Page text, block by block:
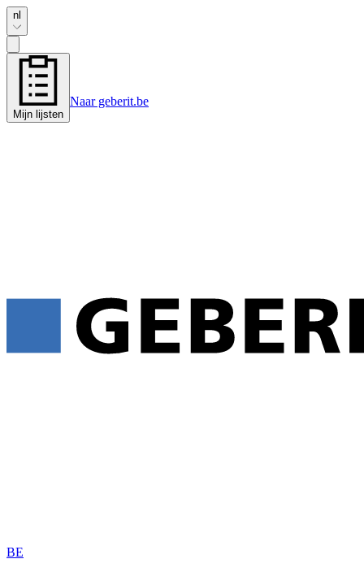
nl
Mijn lijsten
Naar geberit.be
BE